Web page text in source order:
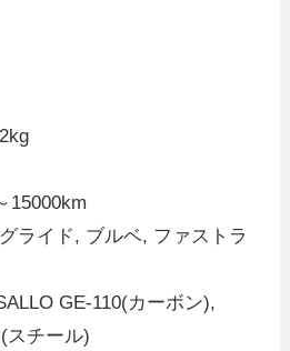
15000km
ライド, ブルベ, ファストラ
GE-110(カーボン),
スチール)